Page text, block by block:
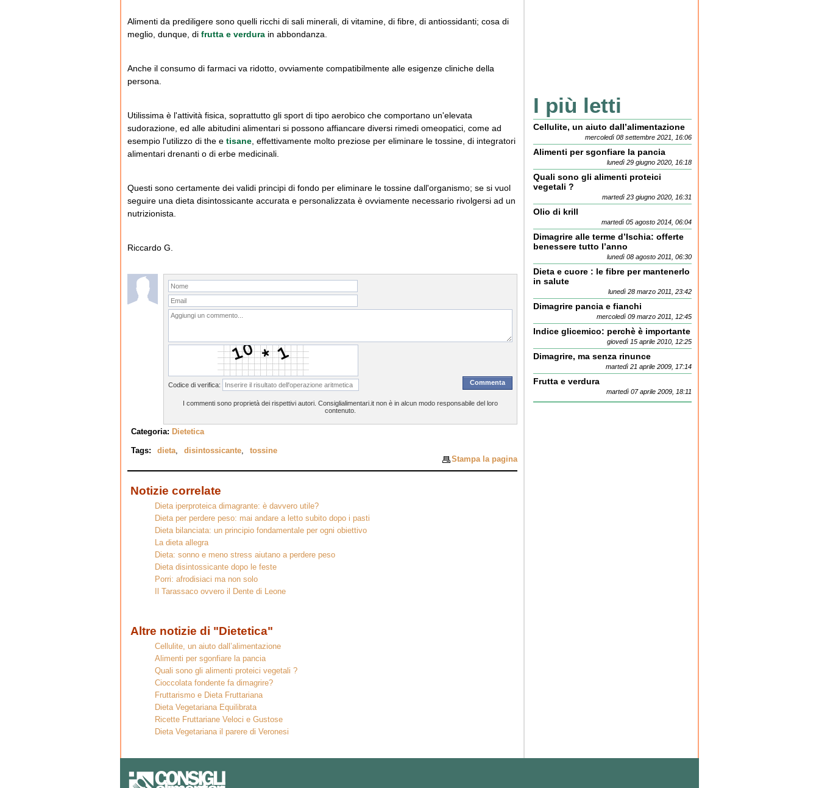
Alimenti da prediligere sono quelli ricchi di sali minerali, di vitamine, di fibre, di antiossidanti; cosa di
meglio, dunque, di frutta e verdura in abbondanza.
Anche il consumo di farmaci va ridotto, ovviamente compatibilmente alle esigenze cliniche della
persona.
Utilissima è l'attività fisica, soprattutto gli sport di tipo aerobico che comportano un'elevata
sudorazione, ed alle abitudini alimentari si possono affiancare diversi rimedi omeopatici, come ad
esempio l'utilizzo di the e tisane , effettivamente molto preziose per eliminare le tossine, di integratori
alimentari drenanti o di erbe medicinali.
Questi sono certamente dei validi principi di fondo per eliminare le tossine dall'organismo; se si vuol
seguire una dieta disintossicante accurata e personalizzata è ovviamente necessario rivolgersi ad un
nutrizionista.
Riccardo G.
Codice di verifica:
I commenti sono proprietà dei rispettivi autori. Consiglialimentari.it non è in alcun modo responsabile del loro
contenuto.
Categoria: Dietetica
Tags: dieta, disintossicante, tossine
Stampa la pagina
Notizie correlate
Dieta iperproteica dimagrante: è davvero utile?
Dieta per perdere peso: mai andare a letto subito dopo i pasti
Dieta bilanciata: un principio fondamentale per ogni obiettivo
La dieta allegra
Dieta: sonno e meno stress aiutano a perdere peso
Dieta disintossicante dopo le feste
Porri: afrodisiaci ma non solo
Il Tarassaco ovvero il Dente di Leone
Altre notizie di "Dietetica"
Cellulite, un aiuto dall’alimentazione
Alimenti per sgonfiare la pancia
Quali sono gli alimenti proteici vegetali ?
Cioccolata fondente fa dimagrire?
Fruttarismo e Dieta Fruttariana
Dieta Vegetariana Equilibrata
Ricette Fruttariane Veloci e Gustose
Dieta Vegetariana il parere di Veronesi
I più letti
Cellulite, un aiuto dall’alimentazione
mercoledì 08 settembre 2021, 16:06
Alimenti per sgonfiare la pancia
lunedì 29 giugno 2020, 16:18
Quali sono gli alimenti proteici
vegetali ?
martedì 23 giugno 2020, 16:31
Olio di krill
martedì 05 agosto 2014, 06:04
Dimagrire alle terme d’Ischia: offerte
benessere tutto l’anno
lunedì 08 agosto 2011, 06:30
Dieta e cuore : le fibre per mantenerlo
in salute
lunedì 28 marzo 2011, 23:42
Dimagrire pancia e fianchi
mercoledì 09 marzo 2011, 12:45
Indice glicemico: perchè è importante
giovedì 15 aprile 2010, 12:25
Dimagrire, ma senza rinunce
martedì 21 aprile 2009, 17:14
Frutta e verdura
martedì 07 aprile 2009, 18:11